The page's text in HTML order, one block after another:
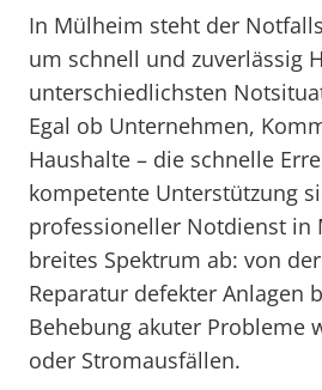
In Mülheim steht der
um schnell und zuverlässig
unterschiedlichsten
Egal ob Unternehmen,
Haushalte – die schnelle
kompetente Unterstützung
professioneller Notdienst in
breites Spektrum ab: von
Reparatur defekter Anlagen
Behebung akuter Probleme
oder Stromausfällen.